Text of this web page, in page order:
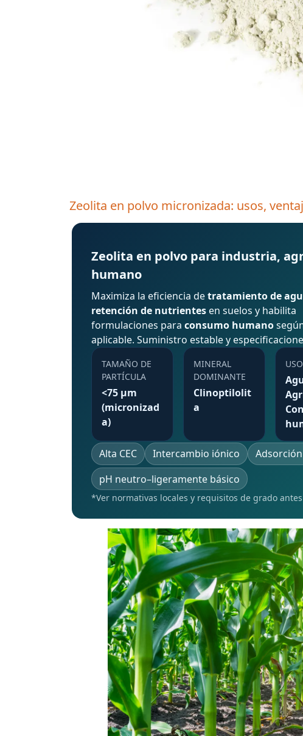
Zeolita en polvo micronizada: usos,
Zeolita en polvo para industria,
humano
Maximiza la eficiencia detratamiento de
retención de nutrientes en suelos y habilita
formulaciones para consumo humano
aplicable. Suministro estable y
TAMAÑO DE
PARTÍCULA
<75 μm
(micronizad
a)
MINERAL
DOMINANTE
Clinoptilolit
a
Alta CEC Intercambio iónico
pH neutro–ligeramente básico
*Ver normativas locales y requisitos de grado